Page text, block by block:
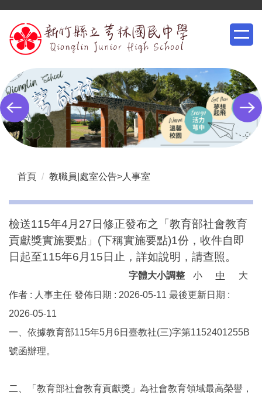
到
主
內
容
區
首頁 教職員|處室公告>人事室
檢送115年4月27日修正發布之「教育部社會教育
貢獻獎實施要點」(下稱實施要點)1份，收件自即
日起至115年6月15日止，詳如說明，請查照。
字體大小調整 小 中
大
作者 : 人事主任 發佈日期 : 2026-05-11 最後更新日期 :
2026-05-11
一、依據教育部115年5月6日臺教社(三)字第1152401255B
號函辦理。
二、「教育部社會教育貢獻獎」為社會教育領域最高榮譽，